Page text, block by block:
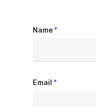
Name*
Email *